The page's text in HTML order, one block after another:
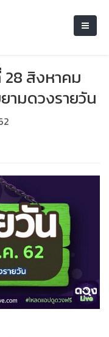
28 สิงหาคม
ามดวงรายวัน